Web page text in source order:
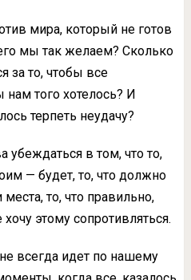
мира, который не готов
мы так желаем? Сколько
за то, чтобы все
того хотелось? И
терпеть неудачу?
в том, что то,
— будет, то, что должно
места, то, что правильно,
этому сопротивляться.
всегда идет по нашему